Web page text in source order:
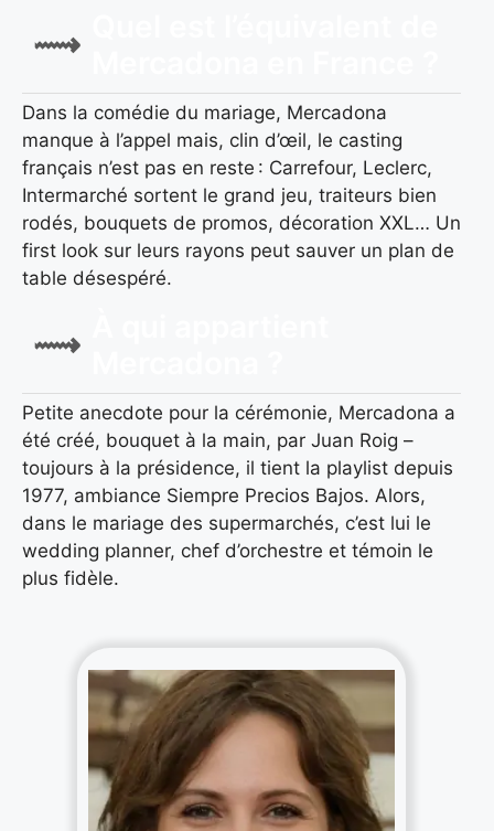
Dans la comédie du mariage, Mercadona
manque à l’appel mais, clin d’œil, le casting
français n’est pas en reste : Carrefour, Leclerc,
Intermarché sortent le grand jeu, traiteurs bien
rodés, bouquets de promos, décoration XXL… Un
first look sur leurs rayons peut sauver un plan de
table désespéré.
Petite anecdote pour la cérémonie, Mercadona a
été créé, bouquet à la main, par Juan Roig –
toujours à la présidence, il tient la playlist depuis
1977, ambiance Siempre Precios Bajos. Alors,
dans le mariage des supermarchés, c’est lui le
wedding planner, chef d’orchestre et témoin le
plus fidèle.